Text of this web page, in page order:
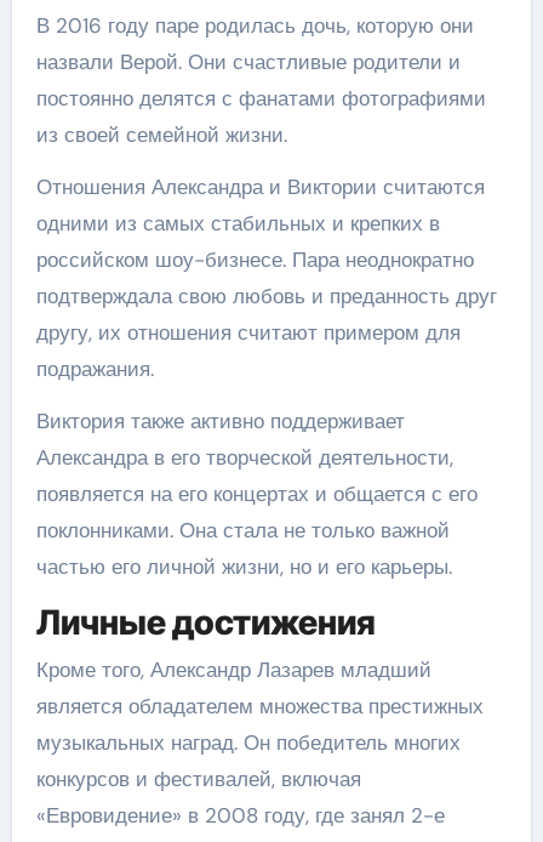
В 2016 году паре родилась дочь, которую они
назвали Верой. Они счастливые родители и
постоянно делятся с фанатами фотографиями
из своей семейной жизни.
Отношения Александра и Виктории считаются
одними из самых стабильных и крепких в
российском шоу-бизнесе. Пара неоднократно
подтверждала свою любовь и преданность друг
другу, их отношения считают примером для
подражания.
Виктория также активно поддерживает
Александра в его творческой деятельности,
появляется на его концертах и общается с его
поклонниками. Она стала не только важной
частью его личной жизни, но и его карьеры.
Личные достижения
Кроме того, Александр Лазарев младший
является обладателем множества престижных
музыкальных наград. Он победитель многих
конкурсов и фестивалей, включая
«Евровидение» в 2008 году, где занял 2-е